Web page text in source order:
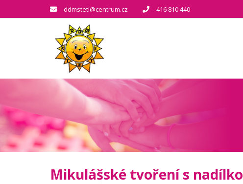
ddmsteti@centrum.cz 416 810 440
Mikulášské tvoření s